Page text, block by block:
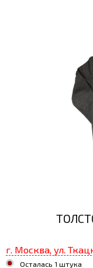
г. Москва, ул.
Осталась 1 штука